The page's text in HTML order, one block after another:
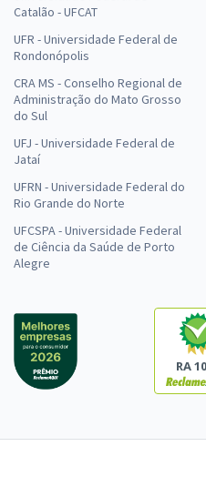
Catalão - UFCAT
UFR - Universidade Federal de
Rondonópolis
CRA MS - Conselho Regional de
Administração do Mato Grosso
do Sul
UFJ - Universidade Federal de
Jataí
UFRN - Universidade Federal do
Rio Grande do Norte
UFCSPA - Universidade Federal
de Ciência da Saúde de Porto
Alegre
RA